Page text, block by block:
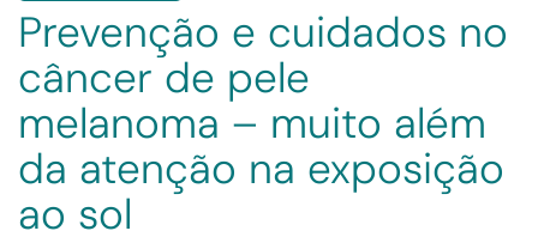
Prevenção e cuidados no
câncer de pele
melanoma – muito além
da atenção na exposição
ao sol